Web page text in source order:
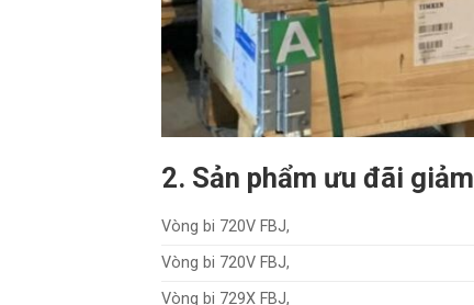
2. Sản phẩm ưu đãi
Vòng bi 720V FBJ,
Vòng bi 720V FBJ,
Vòng bi 729X FBJ,